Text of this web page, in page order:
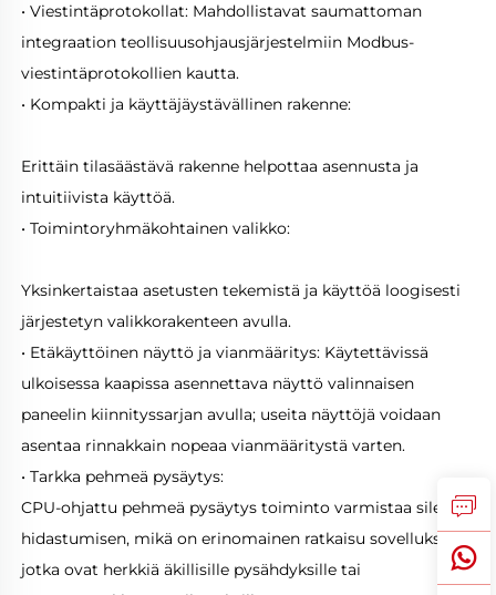
• Viestintäprotokollat: Mahdollistavat saumattoman
integraation teollisuusohjausjärjestelmiin Modbus-
viestintäprotokollien kautta.
• Kompakti ja käyttäjäystävällinen rakenne:
Erittäin tilasäästävä rakenne helpottaa asennusta ja
intuitiivista käyttöä.
• Toimintoryhmäkohtainen valikko:
Yksinkertaistaa asetusten tekemistä ja käyttöä loogisesti
järjestetyn valikkorakenteen avulla.
• Etäkäyttöinen näyttö ja vianmääritys: Käytettävissä
ulkoisessa kaapissa asennettava näyttö valinnaisen
paneelin kiinnityssarjan avulla; useita näyttöjä voidaan
asentaa rinnakkain nopeaa vianmääritystä varten.
• Tarkka pehmeä pysäytys:
CPU-ohjattu pehmeä pysäytys toiminto varmistaa sileän
hidastumisen, mikä on erinomainen ratkaisu sovelluksiin,
jotka ovat herkkiä äkillisille pysähdyksille tai